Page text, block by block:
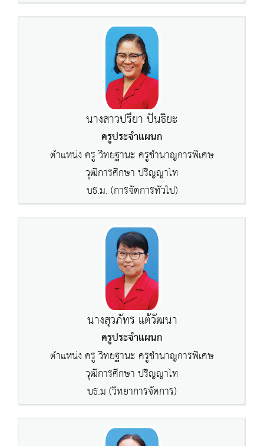
นางสาวปรียา ปันธิยะ
ครูประจำแผนก
ตำแหน่ง ครู วิทยฐานะ ครูชำนาญการพิเศษ
วุฒิการศึกษา ปริญญาโท
บธ.ม. (การจัดการทั่วไป)
นางสุวภัทร แต้วัฒนา
ครูประจำแผนก
ตำแหน่ง ครู วิทยฐานะ ครูชำนาญการพิเศษ
วุฒิการศึกษา ปริญญาโท
บธ.ม (วิทยาการจัดการ)